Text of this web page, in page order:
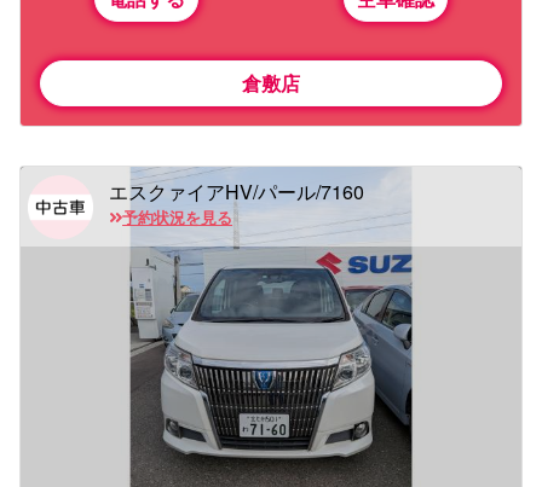
倉敷店
エスクァイアHV/パール/7160
予約状況を見る